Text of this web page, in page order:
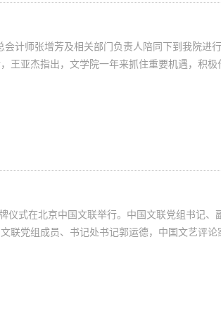
师张增芳及相关部门负责人陪同下到我院进行
王亚杰指出，文学院一年来抓住重要机遇，积极
式在北京中国文联举行。中国文联党组书记、
联党组成员、书记处书记郭运德，中国文艺评论